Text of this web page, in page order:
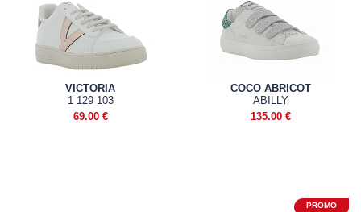
VICTORIA
1 129 103
69.00 €
COCO ABRICOT
ABILLY
135.00 €